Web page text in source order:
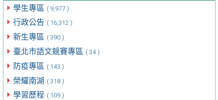
學生專區 ( 9,977 )
行政公告 ( 16,312 )
新生專區 ( 390 )
臺北市語文競賽專區 ( 34 )
防疫專區 ( 143 )
榮耀南湖 ( 318 )
學習歷程 ( 109 )